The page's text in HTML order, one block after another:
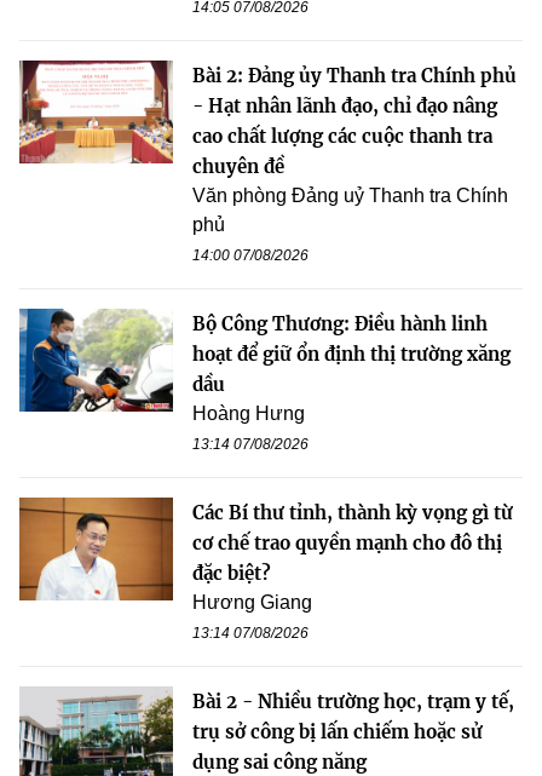
14:05 07/08/2026
Bài 2: Đảng ủy Thanh tra Chính phủ
- Hạt nhân lãnh đạo, chỉ đạo nâng
cao chất lượng các cuộc thanh tra
chuyên đề
Văn phòng Đảng uỷ Thanh tra Chính
phủ
14:00 07/08/2026
Bộ Công Thương: Điều hành linh
hoạt để giữ ổn định thị trường xăng
dầu
Hoàng Hưng
13:14 07/08/2026
Các Bí thư tỉnh, thành kỳ vọng gì từ
cơ chế trao quyền mạnh cho đô thị
đặc biệt?
Hương Giang
13:14 07/08/2026
Bài 2 - Nhiều trường học, trạm y tế,
trụ sở công bị lấn chiếm hoặc sử
dụng sai công năng